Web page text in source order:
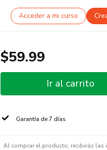
Acceder a mi curso
$59.99
Ir al carrito
Garantía de 7 días
Al comprar el producto, recibirás las